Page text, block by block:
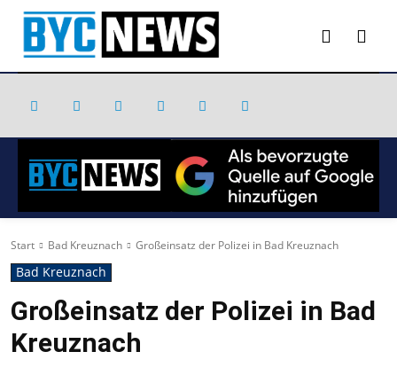
Start Bad Kreuznach Großeinsatz der Polizei in Bad Kreuznach
Bad Kreuznach
Großeinsatz der Polizei in Bad
Kreuznach